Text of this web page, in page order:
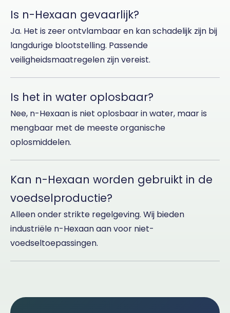
Is n-Hexaan gevaarlijk?
Ja. Het is zeer ontvlambaar en kan schadelijk zijn bij
langdurige blootstelling. Passende
veiligheidsmaatregelen zijn vereist.
Is het in water oplosbaar?
Nee, n-Hexaan is niet oplosbaar in water, maar is
mengbaar met de meeste organische
oplosmiddelen.
Kan n-Hexaan worden gebruikt in de
voedselproductie?
Alleen onder strikte regelgeving. Wij bieden
industriële n-Hexaan aan voor niet-
voedseltoepassingen.